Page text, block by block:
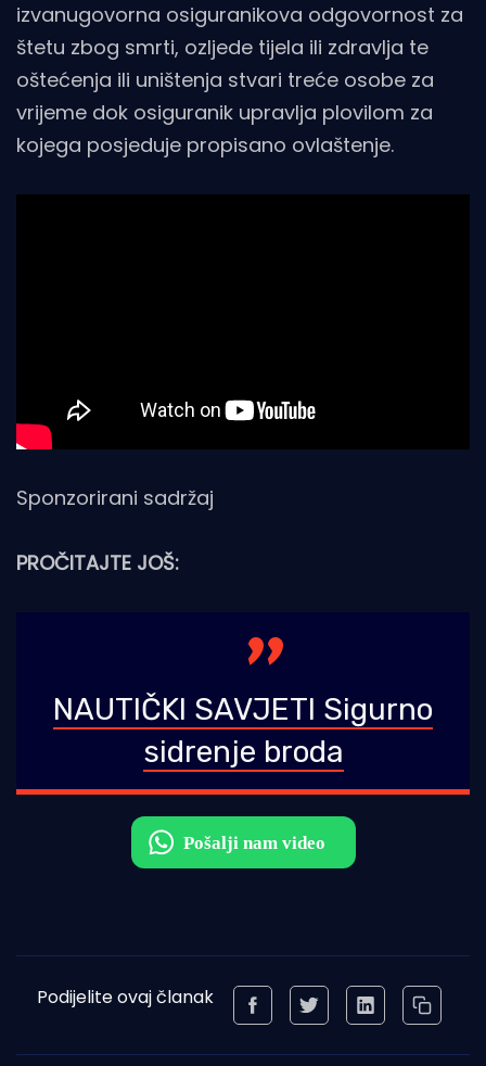
izvanugovorna osiguranikova odgovornost za
štetu zbog smrti, ozljede tijela ili zdravlja te
oštećenja ili uništenja stvari treće osobe za
vrijeme dok osiguranik upravlja plovilom za
kojega posjeduje propisano ovlaštenje.
Sponzorirani sadržaj
PROČITAJTE JOŠ:
NAUTIČKI SAVJETI Sigurno
sidrenje broda
Podijelite ovaj članak